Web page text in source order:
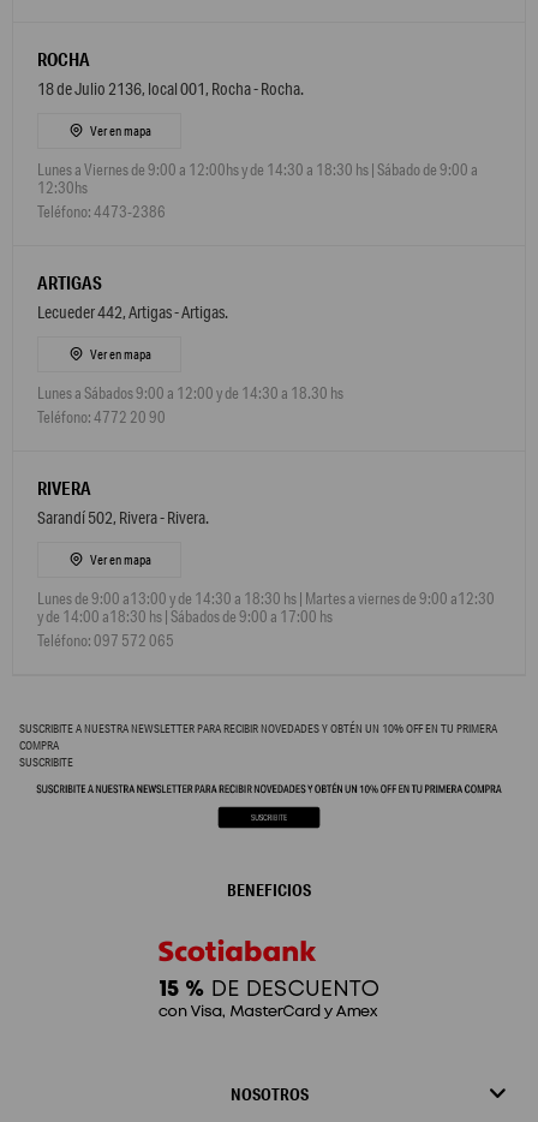
ROCHA
18 de Julio 2136, local 001, Rocha - Rocha.
Ver en mapa
Lunes a Viernes de 9:00 a 12:00hs y de 14:30 a 18:30 hs | Sábado de 9:00 a
12:30hs
Teléfono: 4473-2386
ARTIGAS
Lecueder 442, Artigas - Artigas.
Ver en mapa
Lunes a Sábados 9:00 a 12:00 y de 14:30 a 18.30 hs
Teléfono: 4772 20 90
RIVERA
Sarandí 502, Rivera - Rivera.
Ver en mapa
Lunes de 9:00 a13:00 y de 14:30 a 18:30 hs | Martes a viernes de 9:00 a12:30
y de 14:00 a18:30 hs | Sábados de 9:00 a 17:00 hs
Teléfono: 097 572 065
SUSCRIBITE A NUESTRA NEWSLETTER PARA RECIBIR NOVEDADES Y OBTÉN UN 10% OFF EN TU PRIMERA
COMPRA
SUSCRIBITE
NOSOTROS
BENEFICIOS